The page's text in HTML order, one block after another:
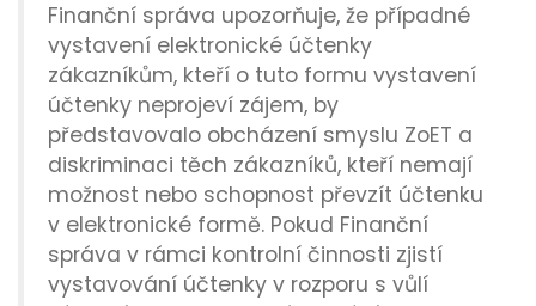
Finanční správa upozorňuje, že případné
vystavení elektronické účtenky
zákazníkům, kteří o tuto formu vystavení
účtenky neprojeví zájem, by
představovalo obcházení smyslu ZoET a
diskriminaci těch zákazníků, kteří nemají
možnost nebo schopnost převzít účtenku
v elektronické formě. Pokud Finanční
správa v rámci kontrolní činnosti zjistí
vystavování účtenky v rozporu s vůlí